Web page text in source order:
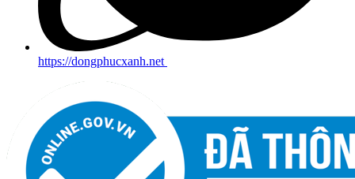
https://dongphucxanh.net